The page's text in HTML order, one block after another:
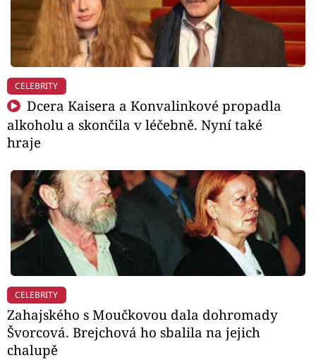
CELEBRITY
Dcera Kaisera a Konvalinkové propadla
alkoholu a skončila v léčebně. Nyní také
hraje
CELEBRITY
Zahajského s Moučkovou dala dohromady
Švorcová. Brejchová ho sbalila na jejich
chalupě